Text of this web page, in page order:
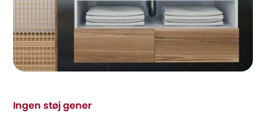
Ingen støj gener